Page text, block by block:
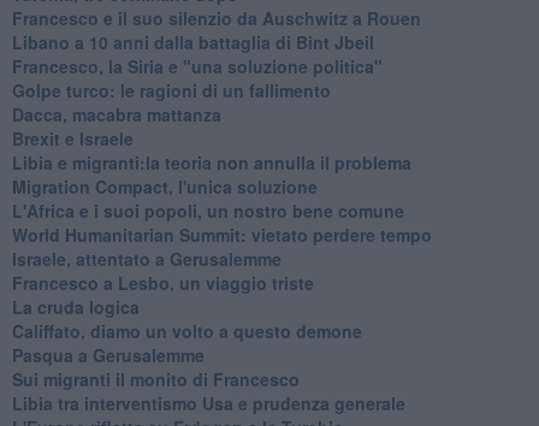
Francesco e il suo silenzio da Auschwitz a Rouen
Libano a 10 anni dalla battaglia di Bint Jbeil
Francesco, la Siria e "una soluzione politica"
Golpe turco: le ragioni di un fallimento
Dacca, macabra mattanza
Brexit e Israele
Libia e migranti:la teoria non annulla il problema
Migration Compact, l'unica soluzione
L'Africa e i suoi popoli, un nostro bene comune
World Humanitarian Summit: vietato perdere tempo
Israele, attentato a Gerusalemme
Francesco a Lesbo, un viaggio triste
La cruda logica
Califfato, diamo un volto a questo demone
Pasqua a Gerusalemme
Sui migranti il monito di Francesco
Libia tra interventismo Usa e prudenza generale